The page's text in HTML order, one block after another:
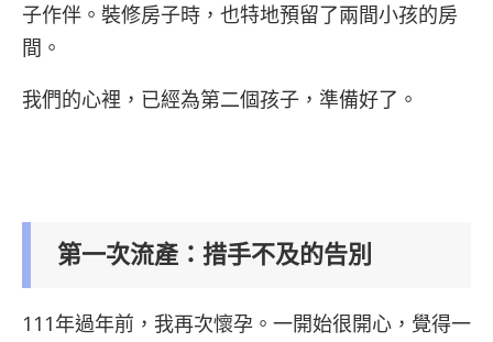
子作伴。裝修房子時，也特地預留了兩間小孩的房
間。
我們的心裡，已經為第二個孩子，準備好了。
第一次流產：措手不及的告別
111年過年前，我再次懷孕。一開始很開心，覺得一